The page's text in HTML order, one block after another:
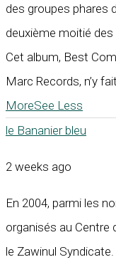
des groupes phares
deuxième moitié
Cet album, Best
Marc Records, n’y
MoreSee Less
le Bananier bleu
2 weeks ago
En 2004, parmi les
organisés au Centre
le Zawinul